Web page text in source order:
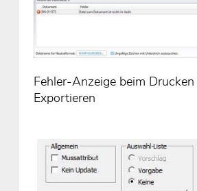
Fehler-Anzeige beim
Exportieren